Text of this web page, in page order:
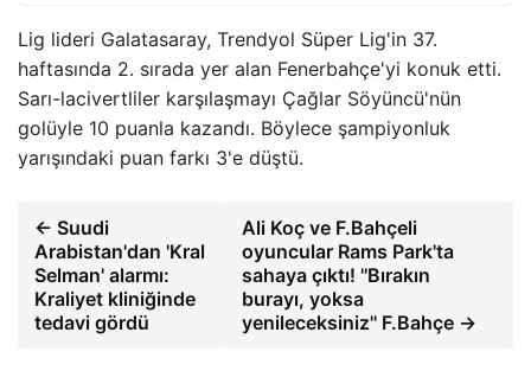
Lig lideri Galatasaray, Trendyol Süper Lig'in 37.
haftasında 2. sırada yer alan Fenerbahçe'yi konuk etti.
Sarı-lacivertliler karşılaşmayı Çağlar Söyüncü'nün
golüyle 10 puanla kazandı. Böylece şampiyonluk
yarışındaki puan farkı 3'e düştü.
← Suudi
Arabistan'dan 'Kral
Selman' alarmı:
Kraliyet kliniğinde
tedavi gördü
Ali Koç ve F.Bahçeli
oyuncular Rams Park'ta
sahaya çıktı! ''Bırakın
burayı, yoksa
yenileceksiniz'' F.Bahçe →